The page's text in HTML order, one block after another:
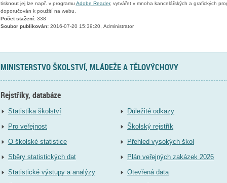
tisknout jej lze např. v programu Adobe Reader, vytvářet v mnoha kancelářských a grafických
doporučován k použití na webu.
Počet stažení:338
Soubor publikován:2016-07-20 15:39:20, Administrator
MINISTERSTVO ŠKOLSTVÍ, MLÁDEŽE A TĚLOVÝCHOVY
Rejstříky, databáze
Statistika školství
Pro veřejnost
O školské statistice
Sběry statistických dat
Statistické výstupy a analýzy
Důležité odkazy
Školský rejstřík
Přehled vysokých škol
Plán veřejných zakázek 2026
Otevřená data